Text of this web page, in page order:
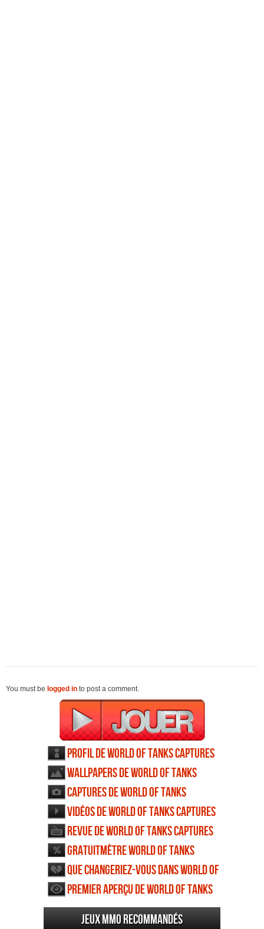
You must be logged in to post a comment.
Profil de World of Tanks Captures
d'écran
Wallpapers de World of Tanks
Captures d'écran
Captures de World of Tanks
Captures d'écran
Vidéos de World of Tanks Captures
d'écran
Revue de World of Tanks Captures
d'écran
Gratuitmètre World of Tanks
Captures d'écran
Que changeriez-vous dans World of
Tanks Captures d'écran
Premier aperçu de World of Tanks
Captures d'écran
Jeux MMO recommandés